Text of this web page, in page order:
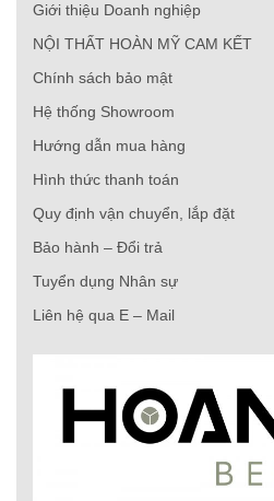
Giới thiệu Doanh nghiệp
NỘI THẤT HOÀN MỸ CAM KẾT
Chính sách bảo mật
Hệ thống Showroom
Hướng dẫn mua hàng
Hình thức thanh toán
Quy định vận chuyển, lắp đặt
Bảo hành – Đổi trả
Tuyển dụng Nhân sự
Liên hệ qua E – Mail